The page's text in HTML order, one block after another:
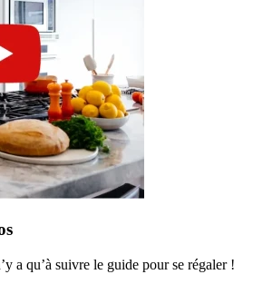
a qu’à suivre le guide pour se régaler !